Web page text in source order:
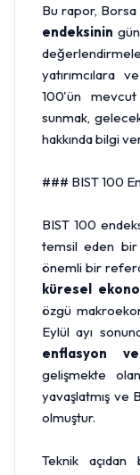
Bu rapor,
endeksinin
yatırımcılara
100'ün mevcut
sunmak,
hakkında bilgi
### BIST 100
BIST 100
temsil eden bir
önemli bir
küresel
özgü
Eylül ayı
enflasyon
gelişmekte
yavaşlatmış ve
olmuştur.
Teknik açıdan